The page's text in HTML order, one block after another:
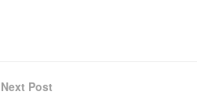
Next Post